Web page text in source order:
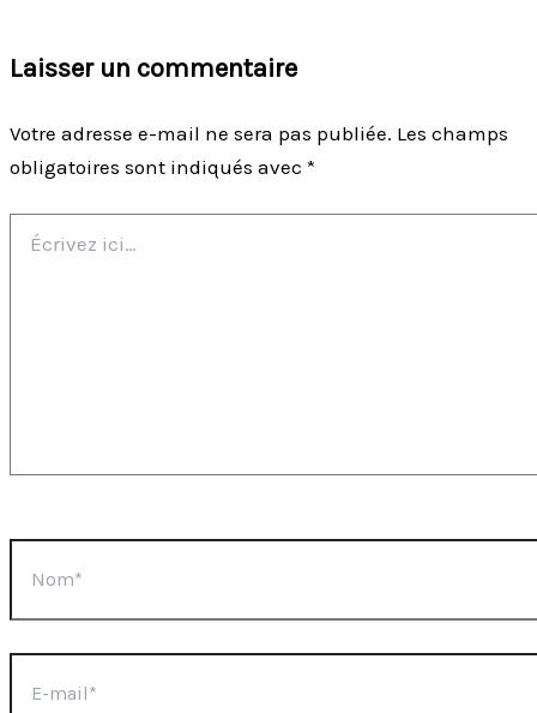
Laisser un commentaire
Votre adresse e-mail ne sera pas publiée. Les champs
obligatoires sont indiqués avec *
ici…
mail*